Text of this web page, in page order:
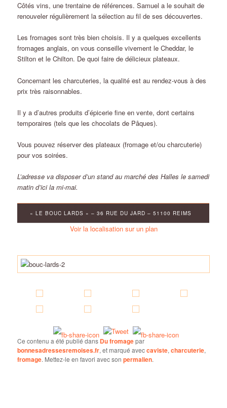
Côtés vins, une trentaine de références. Samuel a le souhait de
renouveler régulièrement la sélection au fil de ses découvertes.
Les fromages sont très bien choisis. Il y a quelques excellents
fromages anglais, on vous conseille vivement le Cheddar, le
Stilton et le Chilton. De quoi faire de délicieux plateaux.
Concernant les charcuteries, la qualité est au rendez-vous à des
prix très raisonnables.
Il y a d’autres produits d’épicerie fine en vente, dont certains
temporaires (tels que les chocolats de Pâques).
Vous pouvez réserver des plateaux (fromage et/ou charcuterie)
pour vos soirées.
L’adresse va disposer d’un stand au marché des Halles le samedi
matin d’ici la mi-mai.
« LE BOUC LARDS » – 36 RUE DU JARD – 51100 REIMS
et de 15h30 à 20h
Voir la localisation sur un plan
Ce contenu a été publié dans Du fromagepar
bonnesadressesremoises.fr, et marqué aveccaviste,charcuterie,
fromage. Mettez-le en favori avec sonpermalien.